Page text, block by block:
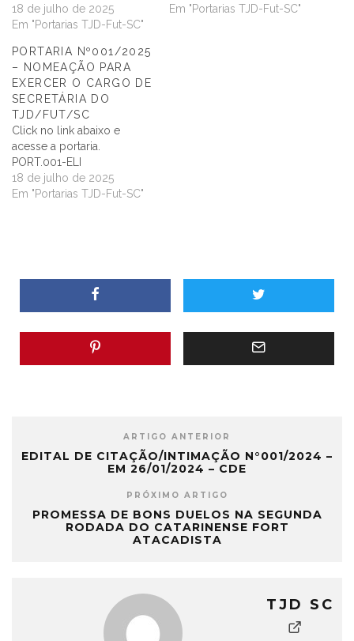
18 de julho de 2025
Em "Portarias TJD-Fut-SC"
Em "Portarias TJD-Fut-SC"
PORTARIA Nº001/2025
– NOMEAÇÃO PARA
EXERCER O CARGO DE
SECRETÁRIA DO
TJD/FUT/SC
Click no link abaixo e
acesse a portaria.
PORT.001-ELI
18 de julho de 2025
Em "Portarias TJD-Fut-SC"
ARTIGO ANTERIOR
EDITAL DE CITAÇÃO/INTIMAÇÃO N°001/2024 –
EM 26/01/2024 – CDE
PRÓXIMO ARTIGO
PROMESSA DE BONS DUELOS NA SEGUNDA
RODADA DO CATARINENSE FORT
ATACADISTA
TJD SC